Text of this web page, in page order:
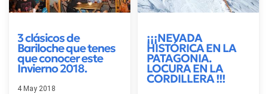
3 clásicos de
Bariloche que tenes
que conocer este
Invierno 2018.
4 May 2018
¡¡¡NEVADA
HISTÓRICA EN LA
PATAGONIA.
LOCURA EN LA
CORDILLERA !!!